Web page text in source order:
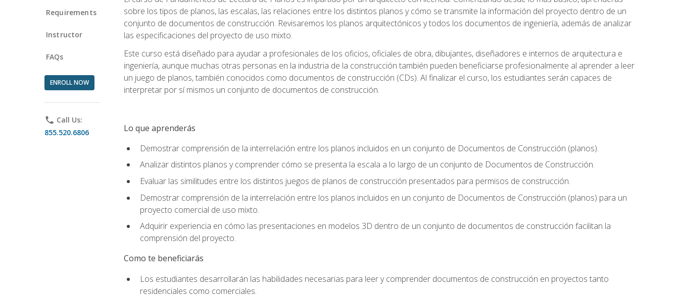
Requirements
Instructor
FAQs
ENROLL NOW
phone Call Us:
855.520.6806
sobre los tipos de planos, las escalas, las relaciones entre los distintos planos y cómo se transmite la información del proyecto dentro de un
conjunto de documentos de construcción. Revisaremos los planos arquitectónicos y todos los documentos de ingeniería, además de analizar
las especificaciones del proyecto de uso mixto.
Este curso está diseñado para ayudar a profesionales de los oficios, oficiales de obra, dibujantes, diseñadores e internos de arquitectura e
ingeniería, aunque muchas otras personas en la industria de la construcción también pueden beneficiarse profesionalmente al aprender a leer
un juego de planos, también conocidos como documentos de construcción (CDs). Al finalizar el curso, los estudiantes serán capaces de
interpretar por sí mismos un conjunto de documentos de construcción.
Lo que aprenderás
Demostrar comprensión de la interrelación entre los planos incluidos en un conjunto de Documentos de Construcción (planos).
Analizar distintos planos y comprender cómo se presenta la escala a lo largo de un conjunto de Documentos de Construcción.
Evaluar las similitudes entre los distintos juegos de planos de construcción presentados para permisos de construcción.
Demostrar comprensión de la interrelación entre los planos incluidos en un conjunto de Documentos de Construcción (planos) para un
proyecto comercial de uso mixto.
Adquirir experiencia en cómo las presentaciones en modelos 3D dentro de un conjunto de documentos de construcción facilitan la
comprensión del proyecto.
Como te beneficiarás
Los estudiantes desarrollarán las habilidades necesarias para leer y comprender documentos de construcción en proyectos tanto
residenciales como comerciales.